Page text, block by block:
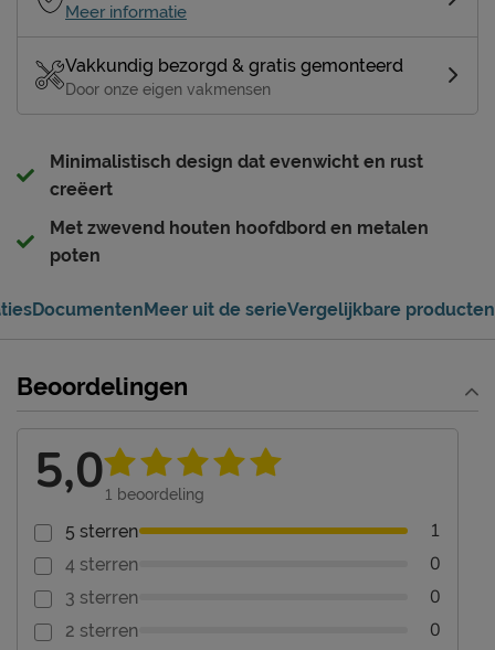
Meer informatie
Vakkundig bezorgd & gratis gemonteerd
Door onze eigen vakmensen
Minimalistisch design dat evenwicht en rust
creëert
Met zwevend houten hoofdbord en metalen
poten
DocumentenMeer uit de serieVergelijkbare producten
Beoordelingen
5,01 beoordeling
5 sterren 1
4 sterren 0
3 sterren 0
2 sterren 0